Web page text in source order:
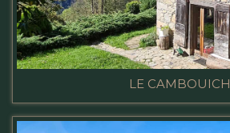
LE CAMBOUICH